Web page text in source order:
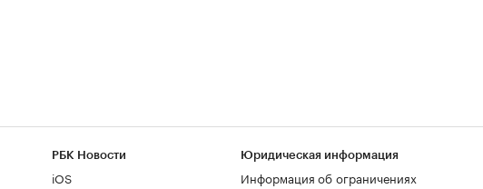
РБК Новости
iOS
Юридическая информация
Информация об ограничениях